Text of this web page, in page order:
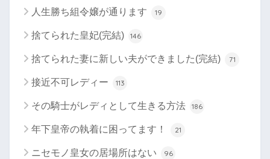
人生勝ち組令嬢が通ります 19
捨てられた皇妃(完結) 146
捨てられた妻に新しい夫ができました(完結) 71
接近不可レディー 113
その騎士がレディとして生きる方法 186
年下皇帝の執着に困ってます！ 21
ニセモノ皇女の居場所はない 96